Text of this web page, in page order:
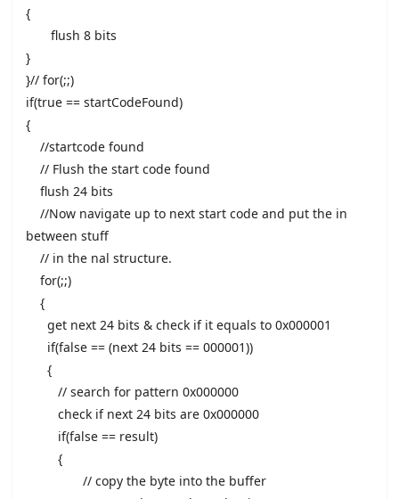
{
flush 8 bits
}
}// for(;;)
if(true == startCodeFound)
{
//startcode found
// Flush the start code found
flush 24 bits
//Now navigate up to next start code and put the in
between stuff
// in the nal structure.
for(;;)
{
get next 24 bits & check if it equals to 0x000001
if(false == (next 24 bits == 000001))
{
// search for pattern 0x000000
check if next 24 bits are 0x000000
if(false == result)
{
// copy the byte into the buffer